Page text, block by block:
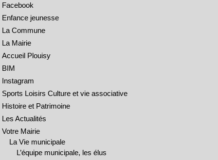
Facebook
Enfance jeunesse
La Commune
La Mairie
Accueil Plouisy
BIM
Instagram
Sports Loisirs Culture et vie associative
Histoire et Patrimoine
Les Actualités
Votre Mairie
La Vie municipale
L’équipe municipale, les élus